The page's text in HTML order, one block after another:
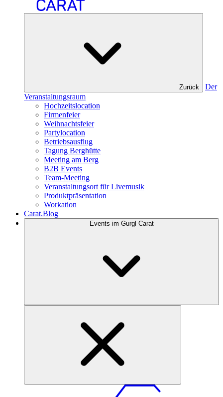
Zurück
Der
Veranstaltungsraum
Hochzeitslocation
Firmenfeier
Weihnachtsfeier
Partylocation
Betriebsausflug
Tagung Berghütte
Meeting am Berg
B2B Events
Team-Meeting
Veranstaltungsort für Livemusik
Produktpräsentation
Workation
Carat.Blog
Events im Gurgl Carat